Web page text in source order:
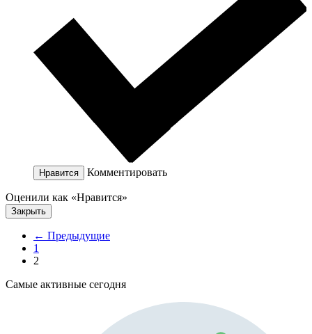
Нравится Комментировать
Оценили как «Нравится»
Закрыть
← Предыдущие
1
2
Самые активные сегодня